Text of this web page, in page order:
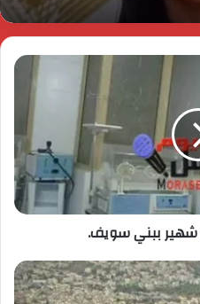
ببني سويف.